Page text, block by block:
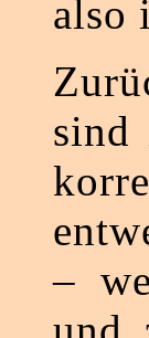
also
sind
–